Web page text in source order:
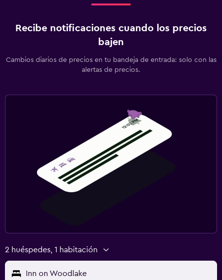
Zona de trabajo
Recibe notificaciones cuando los precios
bajen
Cambios diarios de precios en tu bandeja de entrada: solo con las
alertas de precios.
2 huéspedes, 1 habitación
Inn on Woodlake